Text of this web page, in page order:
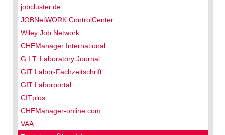
jobcluster.de
JOBNetWORK ControlCenter
Wiley Job Network
CHEManager International
G.I.T. Laboratory Journal
GIT Labor-Fachzeitschrift
GIT Laborportal
CITplus
CHEManager-online.com
VAA